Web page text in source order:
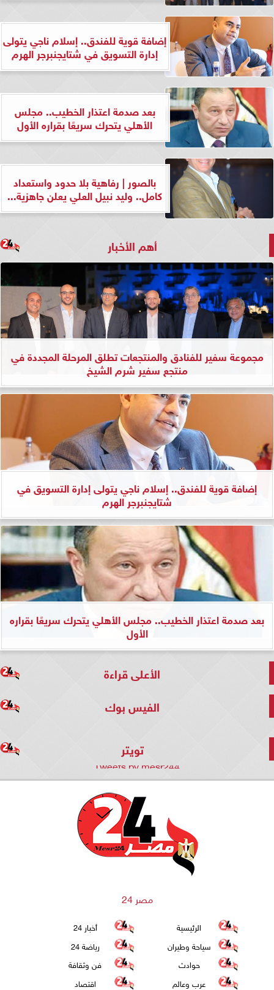
إضافة قوية للفندق.. إسلام ناجي يتولى
إدارة التسويق في شتايجنبرجر الهرم
بعد صدمة اعتذار الخطيب.. مجلس
الأهلي يتحرك سريعًا بقراره الأول
بالصور | رفاهية بلا حدود واستعداد
كامل.. وليد نبيل العلي يعلن جاهزية...
أهم الأخبار
مجموعة سفير للفنادق والمنتجعات تطلق المرحلة المجددة في
منتجع سفير شرم الشيخ
إضافة قوية للفندق.. إسلام ناجي يتولى إدارة التسويق في
شتايجنبرجر الهرم
بعد صدمة اعتذار الخطيب.. مجلس الأهلي يتحرك سريعًا بقراره
الأول
الأعلى قراءة
الفيس بوك
تويتر
Tweets by mesr244
مصر 24
الرئيسية
أخبار 24
سياحة وطيران
رياضة 24
حوادث
فن وثقافة
عرب وعالم
اقتصاد